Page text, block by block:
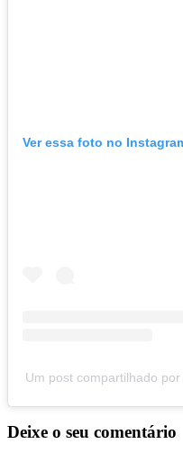
Ver essa foto no
Um post compartilhado
Deixe o seu comentário